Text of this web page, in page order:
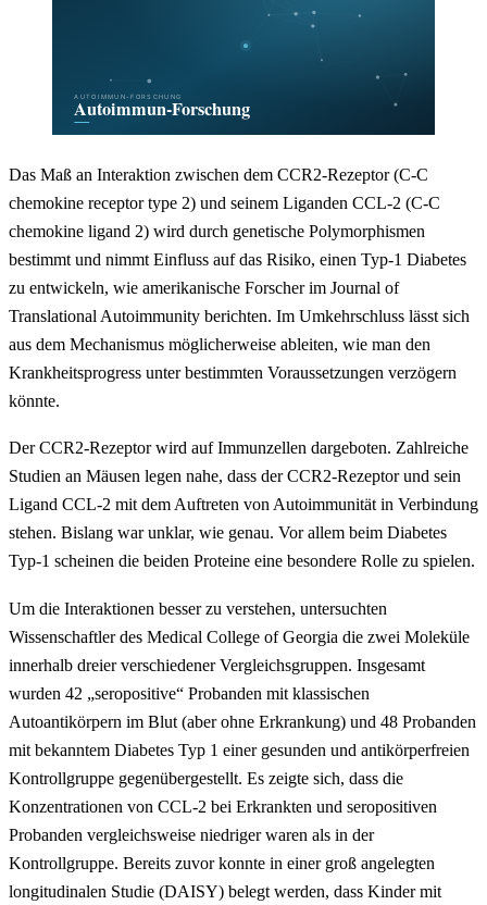
Das Maß an Interaktion zwischen dem CCR2-Rezeptor (C-C
chemokine receptor type 2) und seinem Liganden CCL-2 (C-C
chemokine ligand 2) wird durch genetische Polymorphismen
bestimmt und nimmt Einfluss auf das Risiko, einen Typ-1 Diabetes
zu entwickeln, wie amerikanische Forscher im Journal of
Translational Autoimmunity berichten. Im Umkehrschluss lässt sich
aus dem Mechanismus möglicherweise ableiten, wie man den
Krankheitsprogress unter bestimmten Voraussetzungen verzögern
könnte.
Der CCR2-Rezeptor wird auf Immunzellen dargeboten. Zahlreiche
Studien an Mäusen legen nahe, dass der CCR2-Rezeptor und sein
Ligand CCL-2 mit dem Auftreten von Autoimmunität in Verbindung
stehen. Bislang war unklar, wie genau. Vor allem beim Diabetes
Typ-1 scheinen die beiden Proteine eine besondere Rolle zu spielen.
Um die Interaktionen besser zu verstehen, untersuchten
Wissenschaftler des Medical College of Georgia die zwei Moleküle
innerhalb dreier verschiedener Vergleichsgruppen. Insgesamt
wurden 42 „seropositive“ Probanden mit klassischen
Autoantikörpern im Blut (aber ohne Erkrankung) und 48 Probanden
mit bekanntem Diabetes Typ 1 einer gesunden und antikörperfreien
Kontrollgruppe gegenübergestellt. Es zeigte sich, dass die
Konzentrationen von CCL-2 bei Erkrankten und seropositiven
Probanden vergleichsweise niedriger waren als in der
Kontrollgruppe. Bereits zuvor konnte in einer groß angelegten
longitudinalen Studie (DAISY) belegt werden, dass Kinder mit